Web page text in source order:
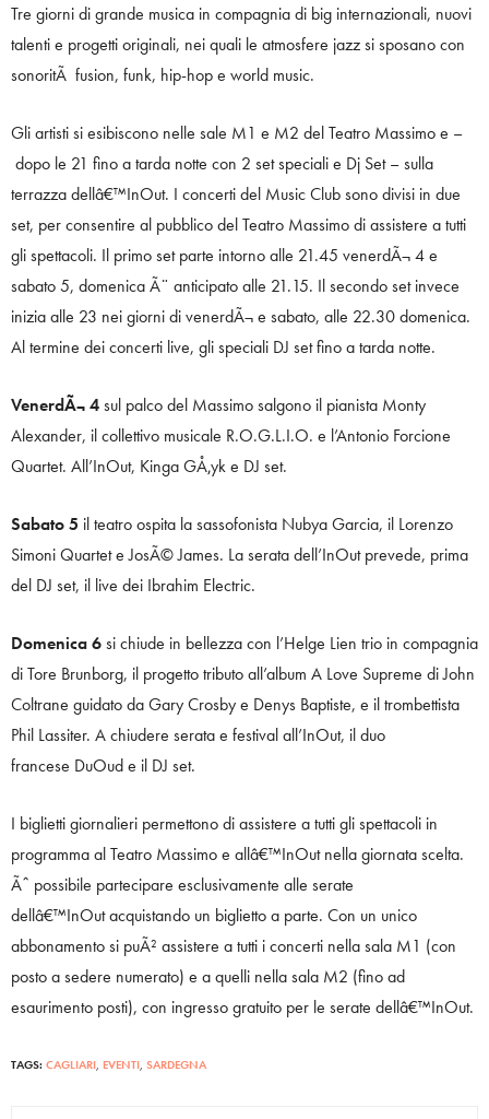
Tre giorni di grande musica in compagnia di big internazionali, nuovi
talenti e progetti originali, nei quali le atmosfere jazz si sposano con
sonoritÃ fusion, funk, hip-hop e world music.
Gli artisti si esibiscono nelle sale M1 e M2 del Teatro Massimo e –
dopo le 21 fino a tarda notte con 2 set speciali e Dj Set – sulla
terrazza dellâ€™InOut. I concerti del Music Club sono divisi in due
set, per consentire al pubblico del Teatro Massimo di assistere a tutti
gli spettacoli. Il primo set parte intorno alle 21.45 venerdÃ¬ 4 e
sabato 5, domenica Ã¨ anticipato alle 21.15. Il secondo set invece
inizia alle 23 nei giorni di venerdÃ¬ e sabato, alle 22.30 domenica.
Al termine dei concerti live, gli speciali DJ set fino a tarda notte.
VenerdÃ¬ 4sul palco del Massimo salgono il pianista Monty
Alexander, il collettivo musicale R.O.G.L.I.O. e l’Antonio Forcione
Quartet. All’InOut, Kinga GÅ‚yk e DJ set.
Sabato 5 il teatro ospita la sassofonista Nubya Garcia, il Lorenzo
Simoni Quartet e JosÃ© James. La serata dell’InOut prevede, prima
del DJ set, il live dei Ibrahim Electric.
Domenica 6si chiude in bellezza con l’Helge Lien trio in compagnia
di Tore Brunborg, il progetto tributo all’album A Love Supreme di John
Coltrane guidato da Gary Crosby e Denys Baptiste, e il trombettista
Phil Lassiter. A chiudere serata e festival all’InOut, il duo
francese DuOud e il DJ set.
I biglietti giornalieri permettono di assistere a tutti gli spettacoli in
programma al Teatro Massimo e allâ€™InOut nella giornata scelta.
Ãˆ possibile partecipare esclusivamente alle serate
dellâ€™InOut acquistando un biglietto a parte. Con un unico
abbonamento si puÃ² assistere a tutti i concerti nella sala M1 (con
posto a sedere numerato) e a quelli nella sala M2 (fino ad
esaurimento posti), con ingresso gratuito per le serate dellâ€™InOut.
TAGS: CAGLIARI EVENTI SARDEGNA